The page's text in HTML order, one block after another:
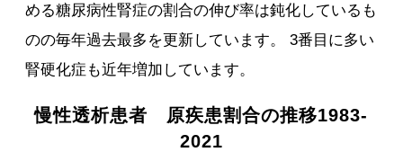
める糖尿病性腎症の割合の伸び率は鈍化しているも
のの毎年過去最多を更新しています。 3番目に多い
腎硬化症も近年増加しています。
慢性透析患者 原疾患割合の推移1983-
2021